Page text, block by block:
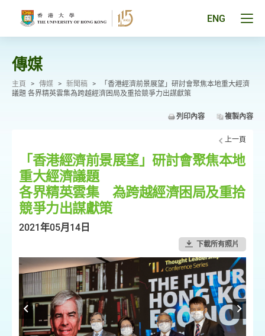
ENG
傳媒
主頁 > 傳媒 > 新聞稿 >
「香港經濟前景展望」研討會聚焦本地重大經濟
議題 各界精英雲集為跨越經濟困局及重拾競爭力出謀獻策
列印內容 複製內容
上一頁
「香港經濟前景展望」研討會聚焦本地
重大經濟議題
各界精英雲集 為跨越經濟困局及重拾
競爭力出謀獻策
2021年05月14日
下載所有照片